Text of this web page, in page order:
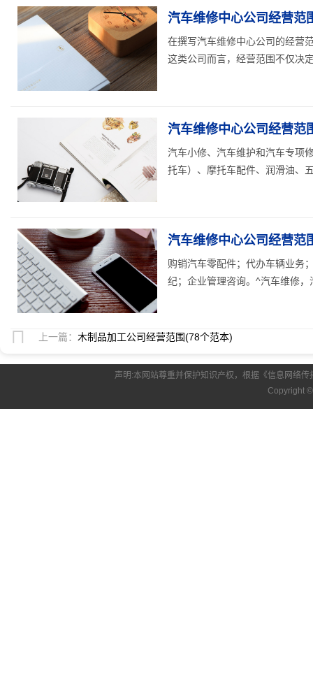
汽车维修中心公司经营范
在撰写汽车维修中心公司的经营
这类公司而言，经营范围不仅决
汽车维修中心公司经营范
汽车小修、汽车维护和汽车专项
托车）、摩托车配件、润滑油、
汽车维修中心公司经营范
购销汽车零配件；代办车辆业务
纪；企业管理咨询。^汽车维修
上一篇： 木制品加工公司经营范围(78个范本)
声明:本网站尊重并保护知识产权，根据《信息网络
Copyright